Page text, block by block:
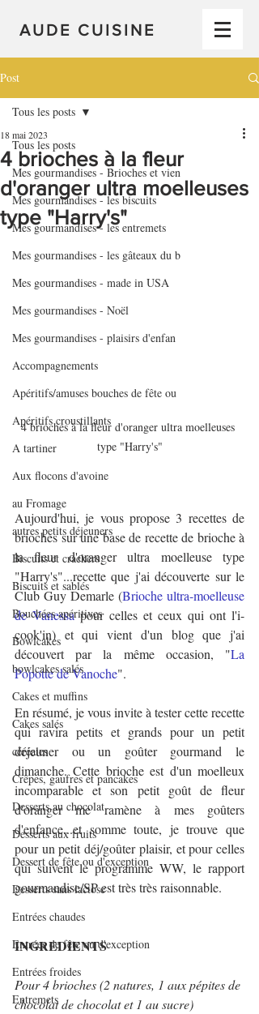
AUDE CUISINE
Post
Tous les posts
Mes gourmandises - Brioches et vien
Mes gourmandises - les biscuits
Mes gourmandises - les entremets
Mes gourmandises - les gâteaux du b
Mes gourmandises - made in USA
Mes gourmandises - Noël
Mes gourmandises - plaisirs d'enfan
Accompagnements
Apéritifs/amuses bouches de fête ou
Apéritifs croustillants
A tartiner
Aux flocons d'avoine
au Fromage
autres petits déjeuners
Biscuits et crackers
Biscuits et sablés
Bouchées apéritives
Bowlcakes
bowlcakes salés
Cakes et muffins
Cakes salés
céréales
Crêpes, gaufres et pancakes
Desserts au chocolat
Desserts aux fruits
Dessert de fête ou d'exception
Desserts sans lactose
Entrées chaudes
Entrées de fête ou d'exception
Entrées froides
Entremets
Tous les posts
4 brioches à la fleur
d'oranger ultra moelleuses
type "Harry's"
18 mai 2023
4 brioches à la fleur d'oranger ultra moelleuses
type "Harry's"
Aujourd'hui, je vous propose 3 recettes de
brioches sur une base de recette de brioche à
la fleur d'oranger ultra moelleuse type
"Harry's"...recette que j'ai découverte sur le
Club Guy Demarle (Brioche ultra-moelleuse
de Vanessa pour celles et ceux qui ont l'i-
cook'in) et qui vient d'un blog que j'ai
découvert par la même occasion, "La
Popotte de Vanoche".
En résumé, je vous invite à tester cette recette
qui ravira petits et grands pour un petit
déjeuner ou un goûter gourmand le
dimanche. Cette brioche est d'un moelleux
incomparable et son petit goût de fleur
d'oranger me ramène à mes goûters
d'enfance...et somme toute, je trouve que
pour un petit déj/goûter plaisir, et pour celles
qui suivent le programme WW, le rapport
gourmandise/SP est très très raisonnable.
INGREDIENTS
Pour 4 brioches (2 natures, 1 aux pépites de
chocolat de chocolat et 1 au sucre)